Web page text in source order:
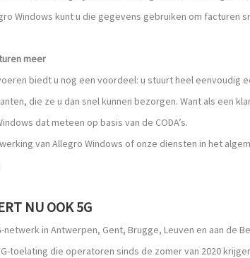
Windows kunt u die gegevens gebruiken om facturen
meer
biedt u nog een voordeel: u stuurt heel eenvoudig
die ze u dan snel kunnen bezorgen. Want als een
dat meteen op basis van de CODA’s.
van Allegro Windows of onze diensten in het
NU OOK 5G
netwerk in Antwerpen, Gent, Brugge, Leuven en aan de
toelating die operatoren sinds de zomer van 2020